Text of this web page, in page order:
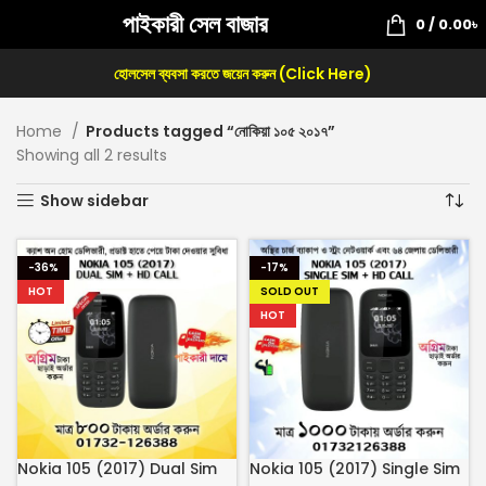
পাইকারী সেল বাজার 0/ 0.00৳
হোলসেল ব্যবসা করতে জয়েন করুন (Click Here)
Home
Products tagged “নোকিয়া ১০৫ ২০১৭”
Showing all 2 results
Show sidebar
-36%
HOT
Nokia 105 (2017) Dual Sim
-17%
SOLD OUT
HOT
Nokia 105 (2017) Single Sim